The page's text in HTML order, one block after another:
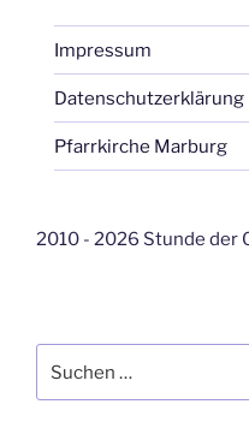
Impressum
Datenschutzerklärung
Pfarrkirche Marburg
2010 - 2026 Stunde der
nach: